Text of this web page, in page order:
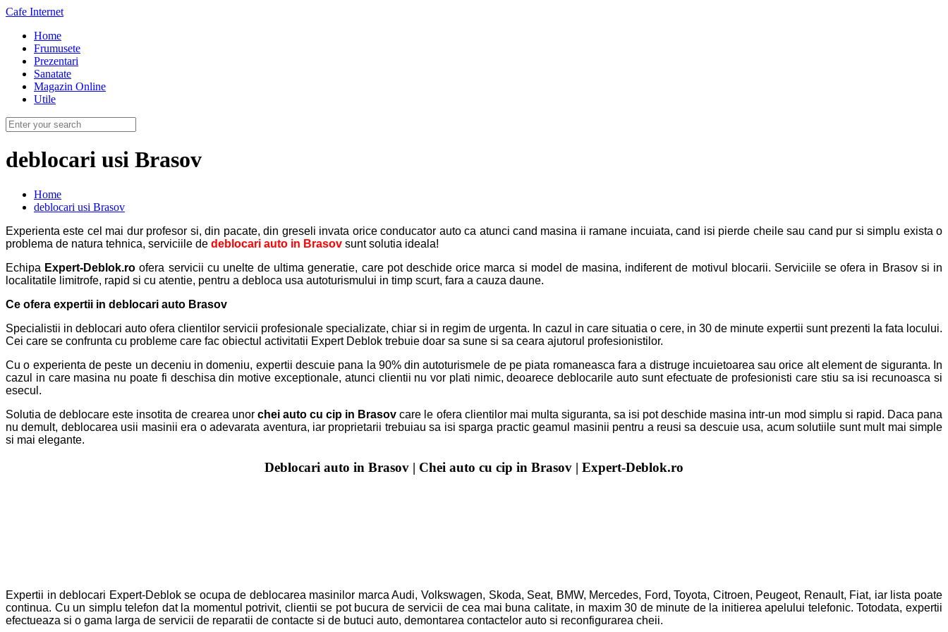
Cafe Internet
Home
Frumusete
Prezentari
Sanatate
Magazin Online
Utile
deblocari usi Brasov
Home
deblocari usi Brasov
Experienta este cel mai dur profesor si, din pacate, din greseli invata orice conducator auto ca atunci cand masina ii ramane incuiata, cand isi pierde cheile sau cand pur si simplu exista o
problema de natura tehnica, serviciile de deblocari auto in Brasov sunt solutia ideala!
Echipa Expert-Deblok.ro ofera servicii cu unelte de ultima generatie, care pot deschide orice marca si model de masina, indiferent de motivul blocarii. Serviciile se ofera in Brasov si in
localitatile limitrofe, rapid si cu atentie, pentru a debloca usa autoturismului in timp scurt, fara a cauza daune.
Ce ofera expertii in deblocari auto Brasov
Specialistii in deblocari auto ofera clientilor servicii profesionale specializate, chiar si in regim de urgenta. In cazul in care situatia o cere, in 30 de minute expertii sunt prezenti la fata locului.
Cei care se confrunta cu probleme care fac obiectul activitatii Expert Deblok trebuie doar sa sune si sa ceara ajutorul profesionistilor.
Cu o experienta de peste un deceniu in domeniu, expertii descuie pana la 90% din autoturismele de pe piata romaneasca fara a distruge incuietoarea sau orice alt element de siguranta. In
cazul in care masina nu poate fi deschisa din motive exceptionale, atunci clientii nu vor plati nimic, deoarece deblocarile auto sunt efectuate de profesionisti care stiu sa isi recunoasca si
esecul.
Solutia de deblocare este insotita de crearea unor chei auto cu cip in Brasovcare le ofera clientilor mai multa siguranta, sa isi pot deschide masina intr-un mod simplu si rapid. Daca pana
nu demult, deblocarea usii masinii era o adevarata aventura, iar proprietarii trebuiau sa isi sparga practic geamul masinii pentru a reusi sa descuie usa, acum solutiile sunt mult mai simple
si mai elegante.
Deblocari auto in Brasov | Chei auto cu cip in Brasov | Expert-Deblok.ro
Expertii in deblocari Expert-Deblok se ocupa de deblocarea masinilor marca Audi, Volkswagen, Skoda, Seat, BMW, Mercedes, Ford, Toyota, Citroen, Peugeot, Renault, Fiat, iar lista poate
continua. Cu un simplu telefon dat la momentul potrivit, clientii se pot bucura de servicii de cea mai buna calitate, in maxim 30 de minute de la initierea apelului telefonic. Totodata, expertii
efectueaza si o gama larga de servicii de reparatii de contacte si de butuci auto, demontarea contactelor auto si reconfigurarea cheii.